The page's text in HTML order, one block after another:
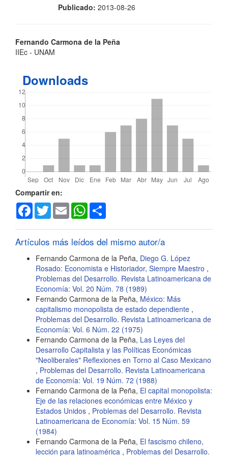
Publicado: 2013-08-26
Contenido
del
artículo
Fernando Carmona de la Peña
IIEc - UNAM
Downloads
Detalles
del
artículo
Compartir en:
Facebook
TwitterEmail WhatsApp
Artículos más leídos del mismo autor/a
Fernando Carmona de la Peña, Diego G. López
Rosado: Economista e Historiador, Siempre Maestro ,
Problemas del Desarrollo. Revista Latinoamericana de
Economía: Vol. 20 Núm. 78 (1989)
Fernando Carmona de la Peña, México: Más
capitalismo monopolista de estado dependiente ,
Problemas del Desarrollo. Revista Latinoamericana de
Economía: Vol. 6 Núm. 22 (1975)
Fernando Carmona de la Peña, Las Leyes del
Desarrollo Capitalista y las Políticas Económicas
"Neoliberales" Reflexiones en Torno al Caso Mexicano
, Problemas del Desarrollo. Revista Latinoamericana
de Economía: Vol. 19 Núm. 72 (1988)
Fernando Carmona de la Peña, El capital monopolista:
Eje de las relaciones económicas entre México y
Estados Unidos , Problemas del Desarrollo. Revista
Latinoamericana de Economía: Vol. 15 Núm. 59
(1984)
Fernando Carmona de la Peña, El fascismo chileno,
lección para latinoamérica , Problemas del Desarrollo.